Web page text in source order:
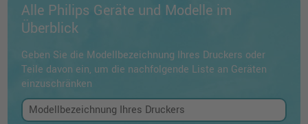
Alle Philips Geräte und Modelle im
Überblick
Geben Sie die Modellbezeichnung Ihres Druckers oder
Teile davon ein, um die nachfolgende Liste an Geräten
einzuschränken